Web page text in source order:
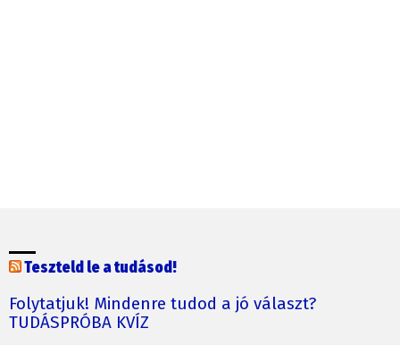
Teszteld le a tudásod!
Folytatjuk! Mindenre tudod a jó választ?
TUDÁSPRÓBA KVÍZ